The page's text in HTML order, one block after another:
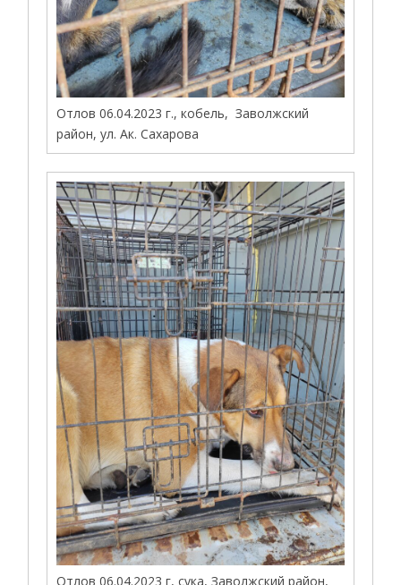
Отлов 06.04.2023 г., кобель, Заволжский
район, ул. Ак. Сахарова
Отлов 06.04.2023 г, сука, Заволжский район,